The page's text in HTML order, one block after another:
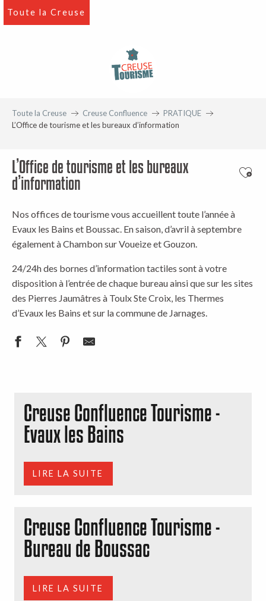
Aller
Toute la Creuse
Toute la Creuse Creuse Confluence
PRATIQUE
L’Office de tourisme et les bureaux d’information
L’Office de tourisme et les bureaux
d’information
Nos offices de tourisme vous accueillent toute l’année à
Evaux les Bains et Boussac. En saison, d’avril à septembre
également à Chambon sur Voueize et Gouzon.
24/24h des bornes d’information tactiles sont à votre
disposition à l’entrée de chaque bureau ainsi que sur les sites
des Pierres Jaumâtres à Toulx Ste Croix, les Thermes
d’Evaux les Bains et sur la commune de Jarnages.
Creuse Confluence Tourisme -
Evaux les Bains
LIRE LA SUITE
Creuse Confluence Tourisme -
Bureau de Boussac
LIRE LA SUITE